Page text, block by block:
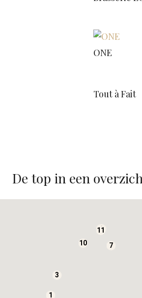
ONE
Tout à Fait
De top in een
1
3
4
6
7
10
11